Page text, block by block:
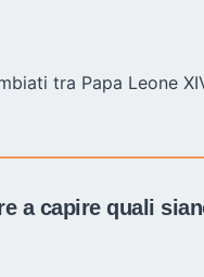
tra Papa Leone
a capire quali